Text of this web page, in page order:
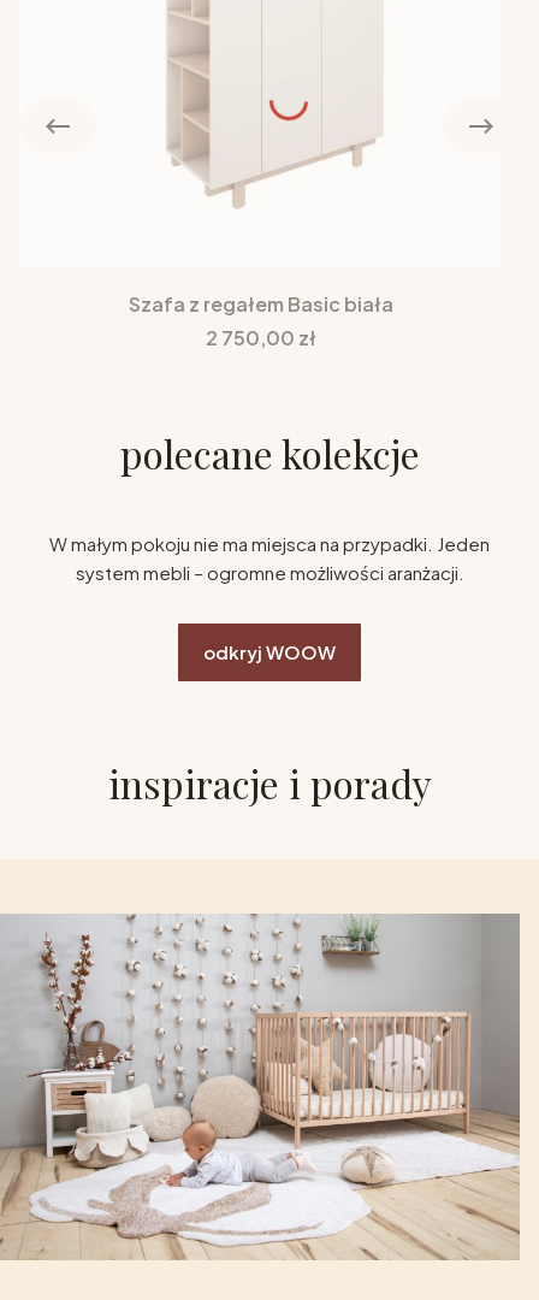
Szafa z regałem Basic biała
Cena
2 750,00 zł
polecane kolekcje
W małym pokoju nie ma miejsca na przypadki. Jeden
system mebli – ogromne możliwości aranżacji.
odkryj WOOW
inspiracje i porady